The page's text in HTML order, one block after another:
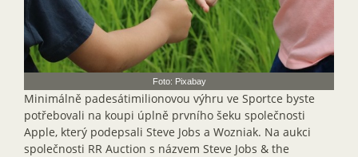
Foto: Pixabay
Minimálně padesátimilionovou výhru ve Sportce byste
potřebovali na koupi úplně prvního šeku společnosti
Apple, který podepsali Steve Jobs a Wozniak. Na aukci
společnosti RR Auction s názvem Steve Jobs & the